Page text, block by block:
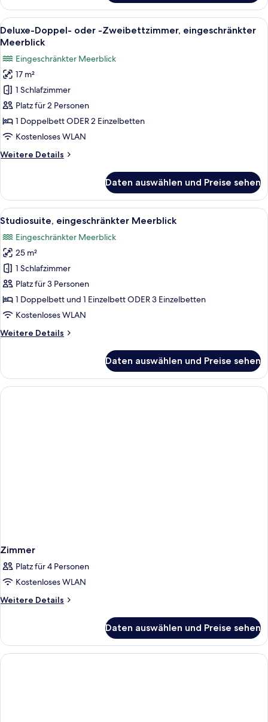
Suite,
Meerseite
Alle
Fotos
Deluxe-
Doppel-
oder
-
Zweibettzimmer,
eingeschränkter
anzeigen
Deluxe-Doppel- oder -
5
Deluxe-Doppel- oder -Zweibettzimmer, eingeschränkter
Meerblick
Eingeschränkter Meerblick
17 m²
1 Schlafzimmer
Platz für 2 Personen
1 Doppelbett ODER 2 Einzelbetten
Kostenloses WLAN
Weitere Details
Weitere
Doppel-
oder
-
eingeschränkter
Meerblick
Daten auswählen und Preise sehen
Alle
Fotos
für
Studiosuite,
eingeschränkter
Meerblick
anzeigen
Ein Schlafzimmer mit einem Bett,
3
Studiosuite, eingeschränkter Meerblick
Eingeschränkter Meerblick
25 m²
1 Schlafzimmer
Platz für 3 Personen
1 Doppelbett und 1 Einzelbett ODER 3 Einzelbetten
Kostenloses WLAN
Weitere Details
Weitere
eingeschränkter
Meerblick
Daten auswählen und Preise sehen
Zimmer
Platz für 4 Personen
Kostenloses WLAN
Weitere Details
Weitere
Daten auswählen und Preise sehen